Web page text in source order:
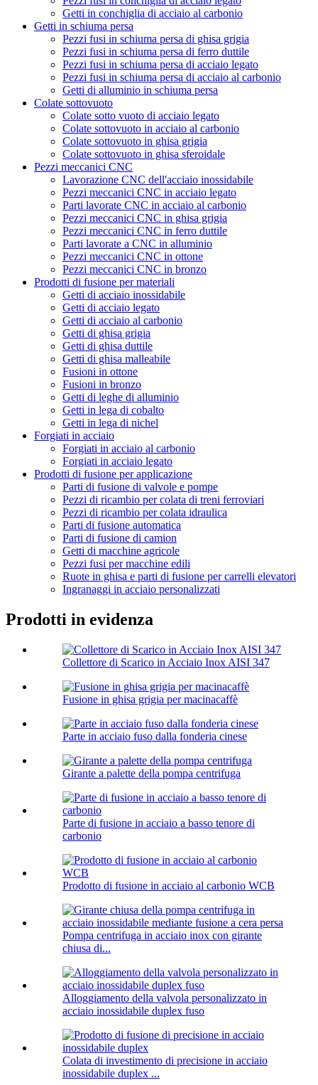
Getti in conchiglia di acciaio al carbonio
Getti in schiuma persa
Pezzi fusi in schiuma persa di ghisa grigia
Pezzi fusi in schiuma persa di ferro duttile
Pezzi fusi in schiuma persa di acciaio legato
Pezzi fusi in schiuma persa di acciaio al carbonio
Getti di alluminio in schiuma persa
Colate sottovuoto
Colate sotto vuoto di acciaio legato
Colate sottovuoto in acciaio al carbonio
Colate sottovuoto in ghisa grigia
Colate sottovuoto in ghisa sferoidale
Pezzi meccanici CNC
Lavorazione CNC dell'acciaio inossidabile
Pezzi meccanici CNC in acciaio legato
Parti lavorate CNC in acciaio al carbonio
Pezzi meccanici CNC in ghisa grigia
Pezzi meccanici CNC in ferro duttile
Parti lavorate a CNC in alluminio
Pezzi meccanici CNC in ottone
Pezzi meccanici CNC in bronzo
Prodotti di fusione per materiali
Getti di acciaio inossidabile
Getti di acciaio legato
Getti di acciaio al carbonio
Getti di ghisa grigia
Getti di ghisa duttile
Getti di ghisa malleabile
Fusioni in ottone
Fusioni in bronzo
Getti di leghe di alluminio
Getti in lega di cobalto
Getti in lega di nichel
Forgiati in acciaio
Forgiati in acciaio al carbonio
Forgiati in acciaio legato
Prodotti di fusione per applicazione
Parti di fusione di valvole e pompe
Pezzi di ricambio per colata di treni ferroviari
Pezzi di ricambio per colata idraulica
Parti di fusione automatica
Parti di fusione di camion
Getti di macchine agricole
Pezzi fusi per macchine edili
Ruote in ghisa e parti di fusione per carrelli elevatori
Ingranaggi in acciaio personalizzati
Prodotti in evidenza
Collettore di Scarico in Acciaio Inox AISI 347
Fusione in ghisa grigia per macinacaffè
Parte in acciaio fuso dalla fonderia cinese
Girante a palette della pompa centrifuga
Parte di fusione in acciaio a basso tenore di
carbonio
Prodotto di fusione in acciaio al carbonio WCB
Pompa centrifuga in acciaio inox con girante
chiusa di...
Alloggiamento della valvola personalizzato in
acciaio inossidabile duplex fuso
Colata di investimento di precisione in acciaio
inossidabile duplex ...